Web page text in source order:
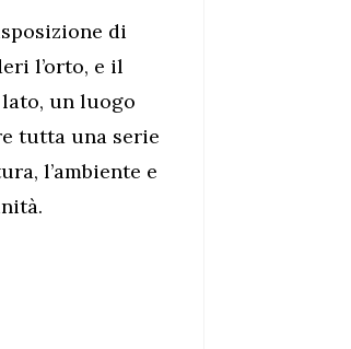
di
l’orto, e il
un luogo
tutta una serie
l’ambiente e